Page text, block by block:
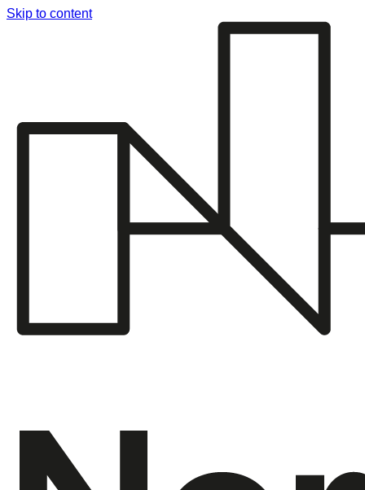
Skip to content